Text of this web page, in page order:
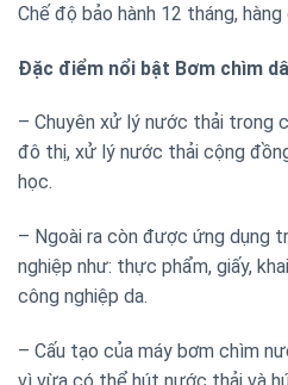
Chế độ bảo hành 12 tháng,
Đặc điểm nổi bật Bơm chìm
– Chuyên xử lý nước thải trong
đô thị, xử lý nước thải cộng
học.
– Ngoài ra còn được ứng dụng
nghiệp như: thực phẩm, giấy,
công nghiệp da.
– Cấu tạo của máy bơm chìm